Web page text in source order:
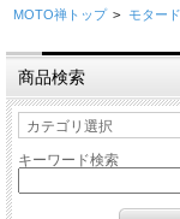
MOTO禅トップ > モター
商品検索
キーワード検索